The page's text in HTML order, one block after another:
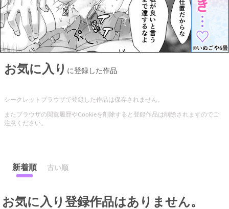
お気に入り に登録した作品
シークレットブラウザで登録した作品は保存されません。
またブラウザの閲覧履歴やCookieを削除すると登録作品は削除されますのでご
注意ください。
新着順 古い順
お気に入り登録作品はありません。